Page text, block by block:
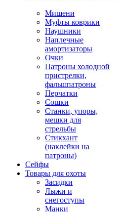
Мишени
Муфты коврики
Наушники
Наплечные
амортизаторы
Очки
Патроны холодной
пристрелки,
фальшпатроны
Перчатки
Сошки
Станки, упоры,
мешки для
стрельбы
Стикхант
(наклейки на
патроны)
Сейфы
Товары для охоты
Засидки
Лыжи и
снегоступы
Манки